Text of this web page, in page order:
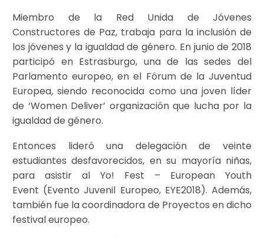
Miembro de la Red Unida de Jóvenes
Constructores de Paz, trabaja para la inclusión de
los jóvenes y la igualdad de género. En junio de 2018
participó en Estrasburgo, una de las sedes del
Parlamento europeo, en el Fórum de la Juventud
Europea, siendo reconocida como una joven líder
de ‘Women Deliver’ organización que lucha por la
igualdad de género.
Entonces lideró una delegación de veinte
estudiantes desfavorecidos, en su mayoría niñas,
para asistir al Yo! Fest – European Youth
Event (Evento Juvenil Europeo, EYE2018). Además,
también fue la coordinadora de Proyectos en dicho
festival europeo.